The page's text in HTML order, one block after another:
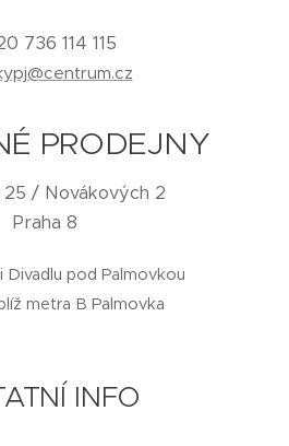
736 114 115
PRODEJNY
25 / Novákových 2
Praha 8
Divadlu pod Palmovkou
metra B Palmovka
INFO